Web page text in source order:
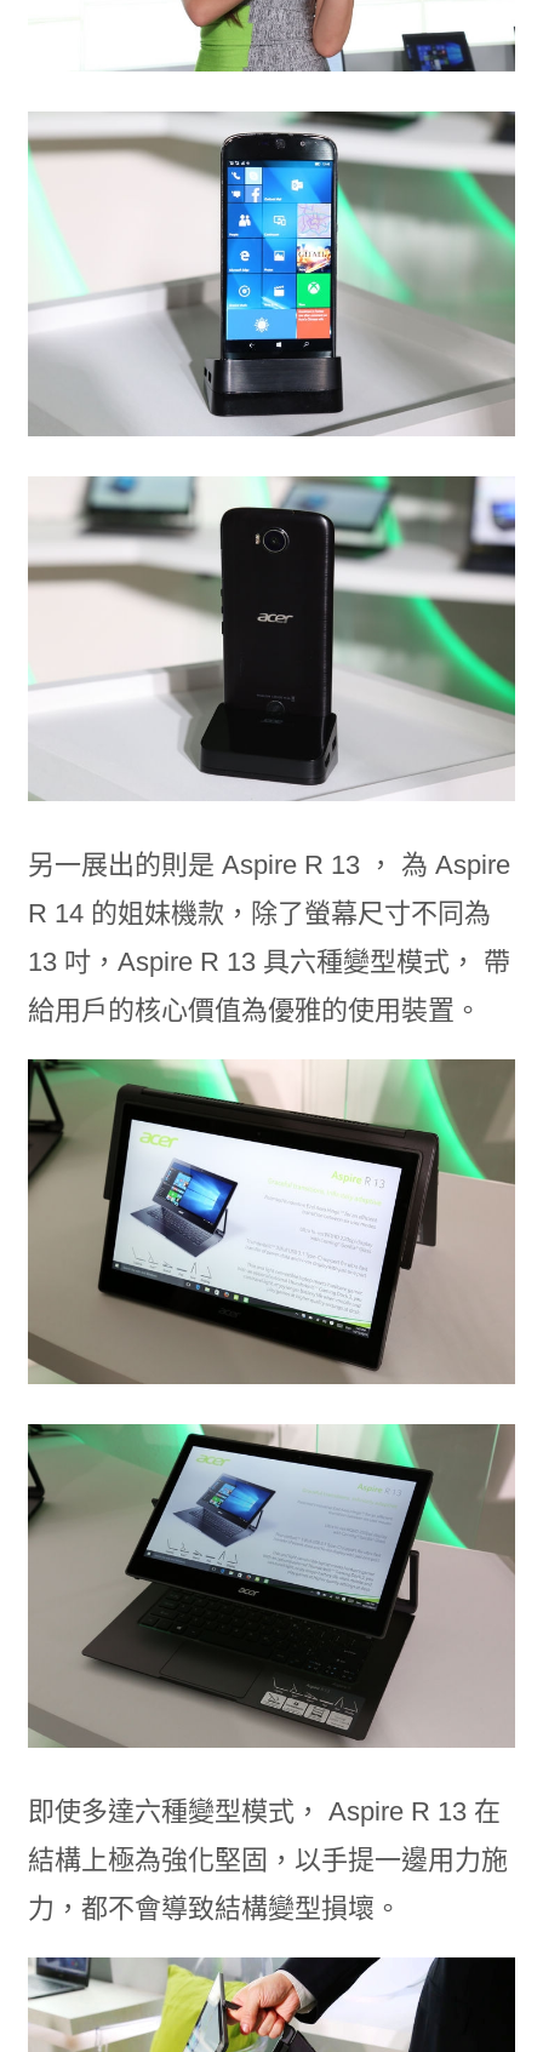
另一展出的則是 Aspire R 13 ， 為 Aspire
R 14 的姐妹機款，除了螢幕尺寸不同為
13 吋，Aspire R 13 具六種變型模式， 帶
給用戶的核心價值為優雅的使用裝置。
即使多達六種變型模式， Aspire R 13 在
結構上極為強化堅固，以手提一邊用力施
力，都不會導致結構變型損壞。